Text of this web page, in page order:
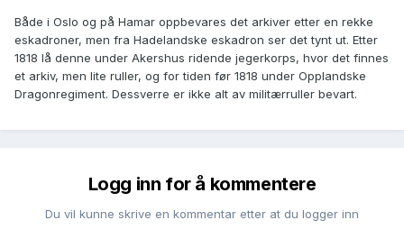
Både i Oslo og på Hamar oppbevares det arkiver etter en rekke
eskadroner, men fra Hadelandske eskadron ser det tynt ut. Etter
1818 lå denne under Akershus ridende jegerkorps, hvor det finnes
et arkiv, men lite ruller, og for tiden før 1818 under Opplandske
Dragonregiment. Dessverre er ikke alt av militærruller bevart.
Logg inn for å kommentere
Du vil kunne skrive en kommentar etter at du logger inn